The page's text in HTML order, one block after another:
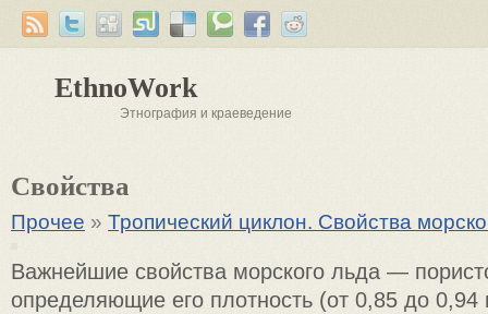
EthnoWork
Этнография и краеведение
Свойства
Прочее » Тропический циклон. Свойства
Важнейшие свойства морского льда —
определяющие его плотность (от 0,85 до 0,94